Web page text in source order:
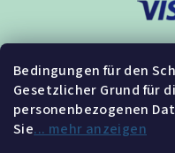
Bedingungen für den
Gesetzlicher Grund für
personenbezogenen
Sie... mehr anzeigen
Suche